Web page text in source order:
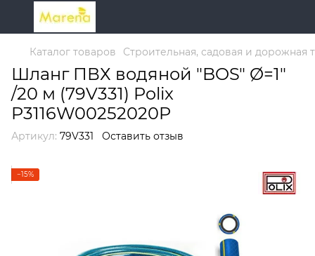
Каталог товаров Строительная, садовая и дорожная
Шланг ПВХ водяной "BOS" Ø=1"
/20 м (79V331) Polix
P3116W00252020P
Артикул: 79V331 Оставить отзыв
−15%